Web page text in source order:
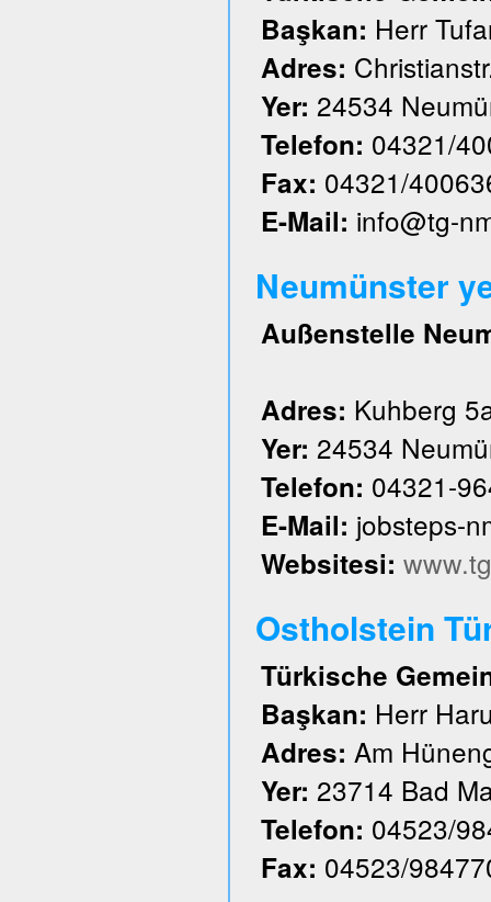
Başkan: Herr
Adres:
Yer: 24534
Telefon: 04321/
Fax: 04321/
E-Mail: info@tg-
Neumünster
Außenstelle
Adres: Kuhberg
Yer: 24534
Telefon: 04321-
E-Mail: jobsteps-
Websitesi:
Ostholstein
Türkische
Başkan: Herr
Adres: Am
Yer: 23714 Bad
Telefon: 04523/
Fax: 04523/